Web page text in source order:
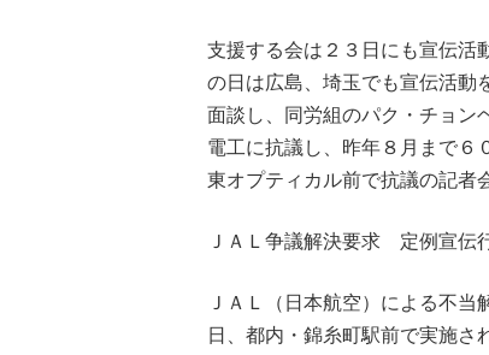
支援する会は２３日にも宣伝活
の日は広島、埼玉でも宣伝活動
面談し、同労組のパク・チョン
電工に抗議し、昨年８月まで６
東オプティカル前で抗議の記者
ＪＡＬ争議解決要求 定例宣伝
ＪＡＬ（日本航空）による不
日、都内・錦糸町駅前で実施さ